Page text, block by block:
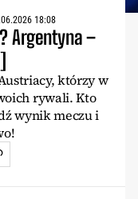
18:08
Argentyna –
którzy w
rywali. Kto
wynik meczu i